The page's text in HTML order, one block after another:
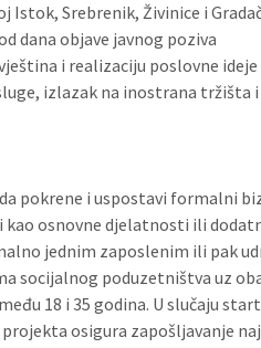
Istok, Srebrenik, Živinice i
dana objave javnog poziva
i realizaciju poslovne ideje
izlazak na inostrana tržišta i
pokrene i uspostavi formalni
osnovne djelatnosti ili
jednim zaposlenim ili pak
socijalnog poduzetništva uz
18 i 35 godina. U slučaju
osigura zapošljavanje